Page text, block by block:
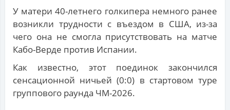
У матери 40-летнего голкипера немного ранее
возникли трудности с въездом в США, из-за
чего она не смогла присутствовать на матче
Кабо-Верде против Испании.
Как известно, этот поединок закончился
сенсационной ничьей (0:0) в стартовом туре
группового раунда ЧМ-2026.